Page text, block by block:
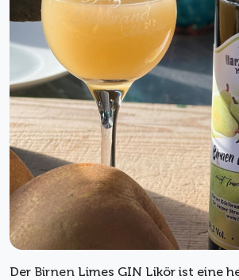
Der Birnen Limes GIN Likör ist eine